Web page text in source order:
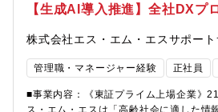
【生成AI導入推進】全社DXプ
株式会社エス・エム・エスサポート
管理職・マネージャー経験 正社員
■事業内容：《東証プライム上場企業》
ス・エム・エスは「高齢社会に適した情